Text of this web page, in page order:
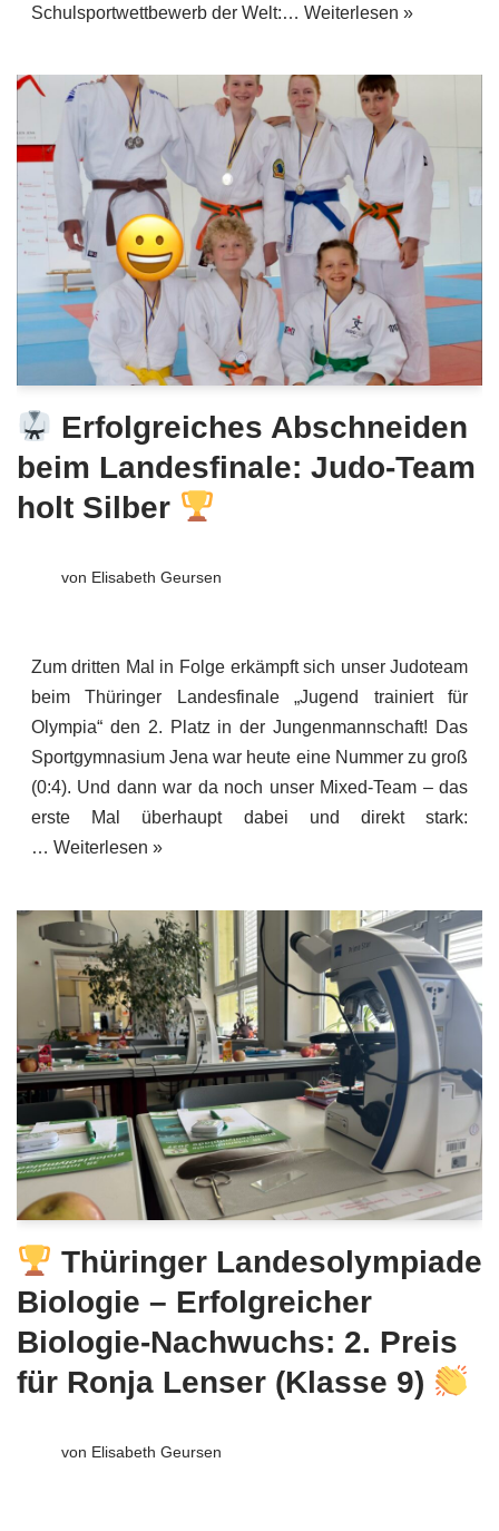
Schulsportwettbewerb der Welt:… Weiterlesen »
Erfolgreiches Abschneiden
beim Landesfinale: Judo-Team
holt Silber
von Elisabeth Geursen
Zum dritten Mal in Folge erkämpft sich unser Judoteam
beim Thüringer Landesfinale „Jugend trainiert für
Olympia“ den 2. Platz in der Jungenmannschaft! Das
Sportgymnasium Jena war heute eine Nummer zu groß
(0:4). Und dann war da noch unser Mixed-Team – das
erste Mal überhaupt dabei und direkt stark:
… Weiterlesen »
Thüringer Landesolympiade
Biologie – Erfolgreicher
Biologie-Nachwuchs: 2. Preis
für Ronja Lenser (Klasse 9)
von Elisabeth Geursen